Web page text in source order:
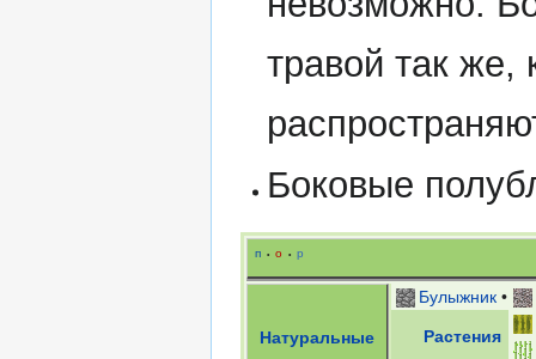
травой так же,
Боковые
п • о • р
Натуральные
Булыжник •
Растения